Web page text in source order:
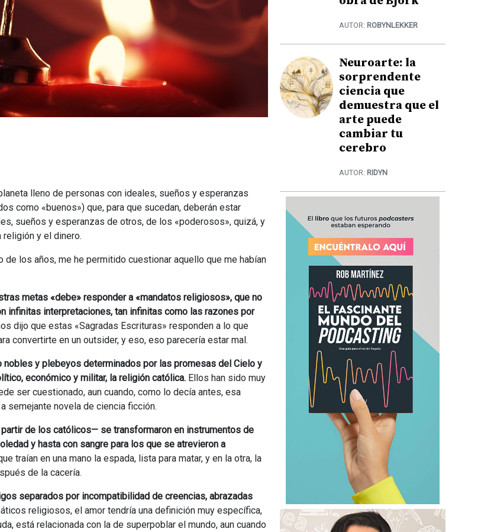
lleno de personas con ideales, sueños y esperanzas
como «buenos») que, para que sucedan, deberán estar
sueños y esperanzas de otros, de los «poderosos», quizá, y
religión y el dinero.
los años, me he permitido cuestionar aquello que me habían
metas «debe» responder a «mandatos religiosos», que no
infinitas interpretaciones, tan infinitas como las razones por
dijo que estas «Sagradas Escrituras» responden a lo que
convertirte en un outsider, y eso, eso parecería estar mal.
y plebeyos determinados por las promesas del Cielo y
económico y militar, la religión católica. Ellos han sido muy
ser cuestionado, aun cuando, como lo decía antes, esa
semejante novela de ciencia ficción.
de los católicos— se transformaron en instrumentos de
y hasta con sangre para los que se atrevieron a
traían en una mano la espada, lista para matar, y en la otra, la
de la cacería.
separados por incompatibilidad de creencias, abrazadas
religiosos, el amor tendría una definición muy específica,
está relacionada con la de superpoblar el mundo, aun cuando
AUTOR: ROBYNLEKKER
Neuroarte: la
sorprendente
ciencia que
demuestra que el
arte puede
cambiar tu
cerebro
AUTOR: RIDYN